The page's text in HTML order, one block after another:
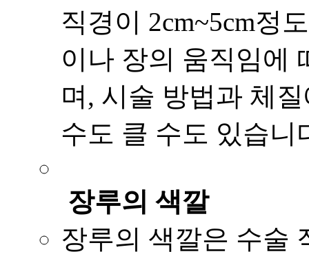
직경이 2cm~5cm정
이나 장의 움직임에
며, 시술 방법과 체
수도 클 수도 있습니
장루의 색깔
장루의 색깔은 수술